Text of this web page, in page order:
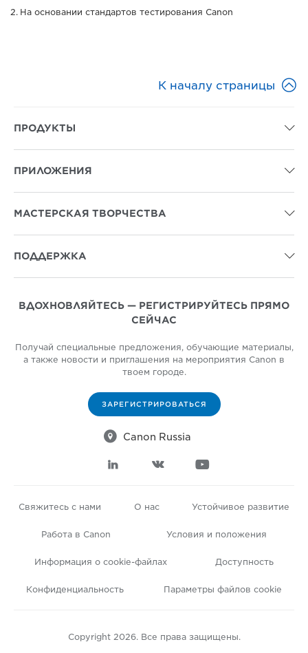
На основании стандартов тестирования Canon
К началу страницы 
ПРОДУКТЫ 
ПРИЛОЖЕНИЯ 
МАСТЕРСКАЯ ТВОРЧЕСТВА 
ПОДДЕРЖКА 
ВДОХНОВЛЯЙТЕСЬ — РЕГИСТРИРУЙТЕСЬ ПРЯМО
СЕЙЧАС
Получай специальные предложения, обучающие материалы,
а также новости и приглашения на мероприятия Canon в
твоем городе.
ЗАРЕГИСТРИРОВАТЬСЯ
 Canon Russia
  
Свяжитесь с нами О нас Устойчивое развитие
Работа в Canon Условия и положения
Информация о cookie-файлах Доступность
Конфиденциальность Параметры файлов cookie
Copyright 2026. Все права защищены.